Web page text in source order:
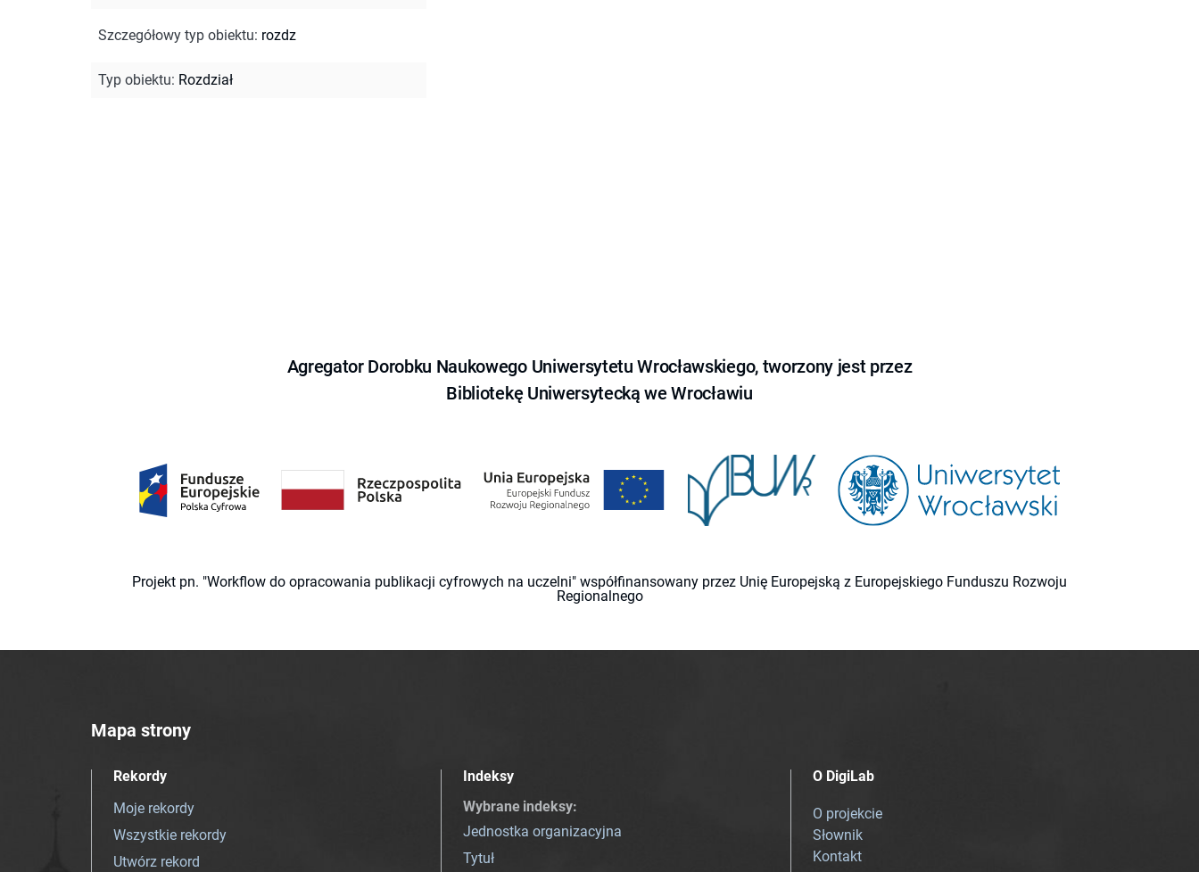
Szczegółowy typ obiektu: rozdz
Typ obiektu: Rozdział
Agregator Dorobku Naukowego Uniwersytetu Wrocławskiego, tworzony jest przez
Bibliotekę Uniwersytecką we Wrocławiu
Projekt pn. "Workflow do opracowania publikacji cyfrowych na uczelni" współfinansowany przez Unię Europejską z Europejskiego Funduszu Rozwoju
Regionalnego
Mapa strony
Rekordy
Moje rekordy
Wszystkie rekordy
Utwórz rekord
Indeksy
Wybrane indeksy:
Jednostka organizacyjna
Tytuł
O DigiLab
O projekcie
Słownik
Kontakt